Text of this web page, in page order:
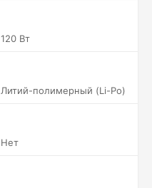
120 Вт
Литий-полимерный (Li-Po)
Нет